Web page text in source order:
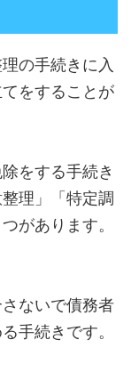
の手続きに入
をすることが
をする手続き
理」「特定調
があります。
ないで債務者
手続きです。